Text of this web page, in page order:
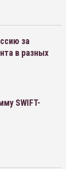
за
в разных
SWIFT-